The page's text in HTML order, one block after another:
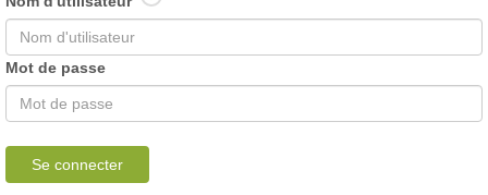
Mot de passe
Se connecter